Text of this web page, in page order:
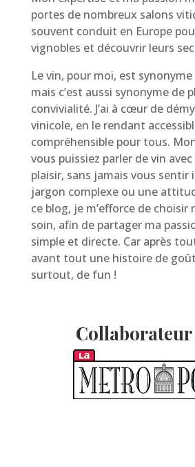
portes de nombreux salons
souvent conduit en Europe
vignobles et découvrir leurs
Le vin, pour moi, est synonyme
mais c’est aussi synonyme de
convivialité. J’ai à cœur de
vinicole, en le rendant
compréhensible pour tous.
vous puissiez parler de vin
plaisir, sans jamais vous sentir
jargon complexe ou une
ce blog, je m’efforce de choisir
soin, afin de partager ma
simple et directe. Car après
avant tout une histoire de
surtout, de fun !
Collaborateur